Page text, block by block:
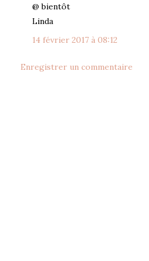
@ bientôt
Linda
14 février 2017 à 08:12
Enregistrer un commentaire